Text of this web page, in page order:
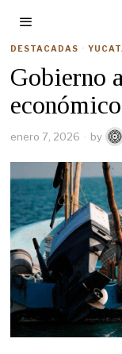
DESTACADAS ·
Gobierno
enero 7, 2026 by